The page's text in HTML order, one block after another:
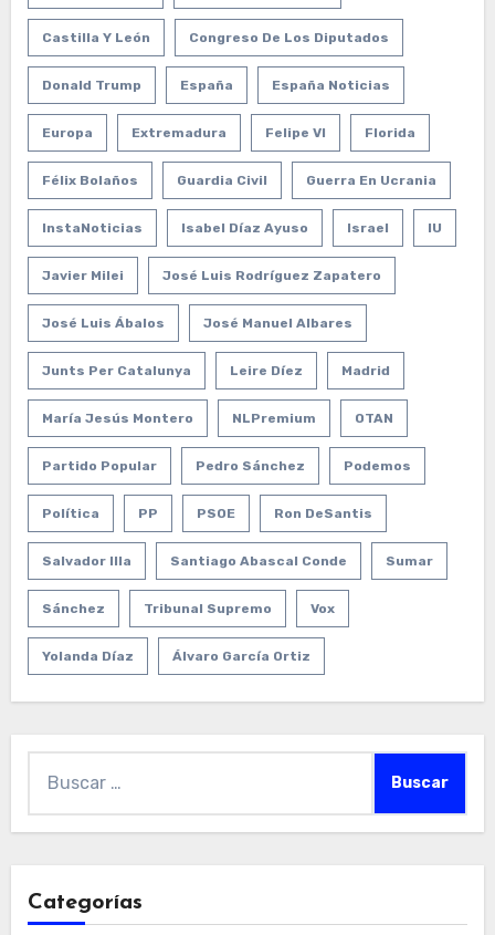
Castilla Y León Congreso De Los Diputados
Donald Trump España España Noticias
Europa Extremadura Felipe VI Florida
Félix Bolaños Guardia Civil Guerra En Ucrania
InstaNoticias Isabel Díaz Ayuso Israel IU
Javier Milei José Luis Rodríguez Zapatero
José Luis Ábalos José Manuel Albares
Junts Per Catalunya Leire Díez Madrid
María Jesús Montero NLPremium OTAN
Partido Popular Pedro Sánchez Podemos
Política PP PSOE Ron DeSantis
Salvador Illa Santiago Abascal Conde Sumar
Sánchez Tribunal Supremo Vox
Yolanda Díaz Álvaro García Ortiz
Categorías